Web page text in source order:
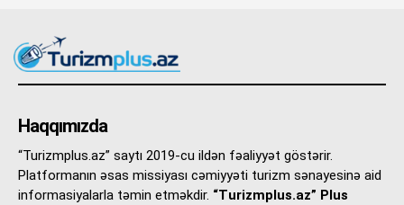
Haqqımızda
“Turizmplus.az” saytı 2019-cu ildən fəaliyyət göstərir.
Platformanın əsas missiyası cəmiyyəti turizm sənayesinə aid
informasiyalarla təmin etməkdir. “Turizmplus.az” Plus